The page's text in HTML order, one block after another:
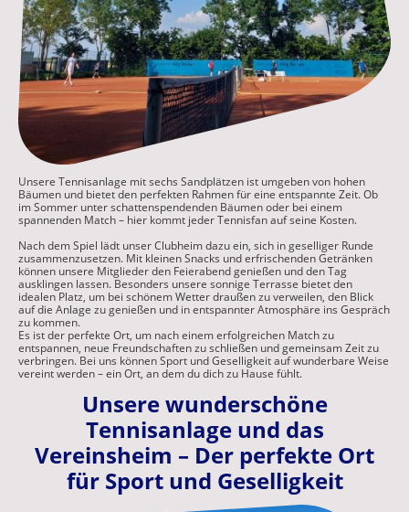
Unsere Tennisanlage mit sechs Sandplätzen ist umgeben von hohen
Bäumen und bietet den perfekten Rahmen für eine entspannte Zeit. Ob
im Sommer unter schattenspendenden Bäumen oder bei einem
spannenden Match – hier kommt jeder Tennisfan auf seine Kosten.
Nach dem Spiel lädt unser Clubheim dazu ein, sich in geselliger Runde
zusammenzusetzen. Mit kleinen Snacks und erfrischenden Getränken
können unsere Mitglieder den Feierabend genießen und den Tag
ausklingen lassen. Besonders unsere sonnige Terrasse bietet den
idealen Platz, um bei schönem Wetter draußen zu verweilen, den Blick
auf die Anlage zu genießen und in entspannter Atmosphäre ins Gespräch
zu kommen.
Es ist der perfekte Ort, um nach einem erfolgreichen Match zu
entspannen, neue Freundschaften zu schließen und gemeinsam Zeit zu
verbringen. Bei uns können Sport und Geselligkeit auf wunderbare Weise
vereint werden – ein Ort, an dem du dich zu Hause fühlt.
Unsere wunderschöne
Tennisanlage und das
Vereinsheim – Der perfekte Ort
für Sport und Geselligkeit